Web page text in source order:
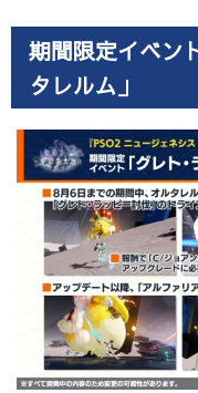
期間限定イベン
タレルム」